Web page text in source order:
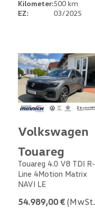
Kilometer:500 km
EZ:
03/2025
Volkswagen
Touareg
Touareg 4.0 V8 TDI R-
Line 4Motion Matrix
NAVI LE
54.989,00 € (MwSt.